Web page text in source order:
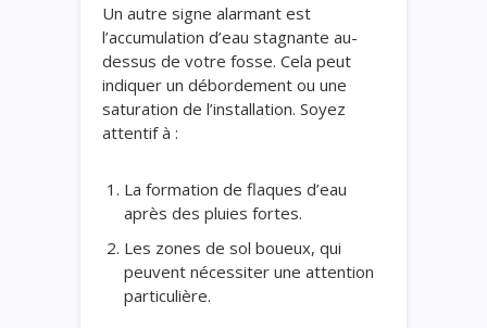
Un autre signe alarmant est
l’accumulation d’eau stagnante au-
dessus de votre fosse. Cela peut
indiquer un débordement ou une
saturation de l’installation. Soyez
attentif à :
La formation de flaques d’eau
après des pluies fortes.
Les zones de sol boueux, qui
peuvent nécessiter une attention
particulière.